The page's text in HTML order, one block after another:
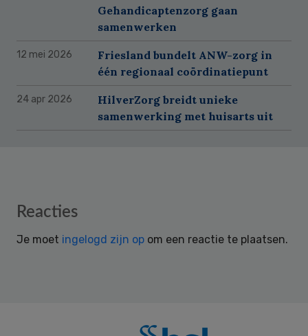
Gehandicaptenzorg gaan
samenwerken
12 mei 2026
Friesland bundelt ANW-zorg in
één regionaal coördinatiepunt
24 apr 2026
HilverZorg breidt unieke
samenwerking met huisarts uit
Reader
Reacties
Je moet ingelogd zijn op om een reactie te plaatsen.